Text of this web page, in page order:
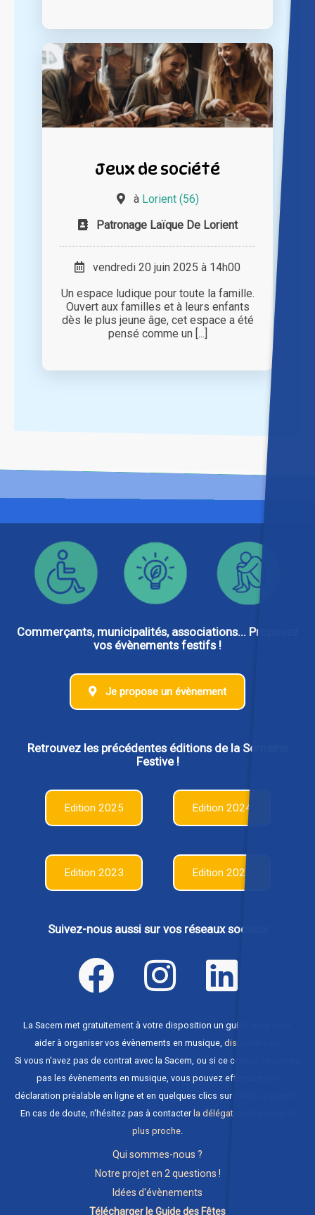
Jeux de société
à Lorient (56)
Patronage Laïque De Lorient
vendredi 20 juin 2025 à 14h00
Un espace ludique pour toute la famille.
Ouvert aux familles et à leurs enfants
dès le plus jeune âge, cet espace a été
pensé comme un [...]
Commerçants, municipalités, associations... Proposez
vos évènements festifs !
Je propose un évènement
Retrouvez les précédentes éditions de la Semaine
Festive !
Edition 2025 Edition 2024
Edition 2023 Edition 2022
Suivez-nous aussi sur vos réseaux sociaux
La Sacem met gratuitement à votre disposition un guide pour vous
aider à organiser vos évènements en musique, disponible ici
Si vous n'avez pas de contrat avec la Sacem, ou si ce contrat ne couvre
pas les évènements en musique, vous pouvez effectuer une
déclaration préalable en ligne et en quelques clics sur
En cas de doute, n'hésitez pas à contacter la délégation régionale la
plus proche.
Qui sommes-nous ?
Notre projet en 2 questions !
Idées d'évènements
Télécharger le Guide des Fêtes